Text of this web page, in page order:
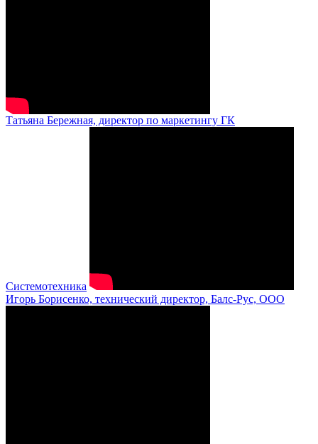
Татьяна Бережная, директор по маркетингу ГК
Системотехника
Игорь Борисенко, технический директор, Балс-Рус, ООО